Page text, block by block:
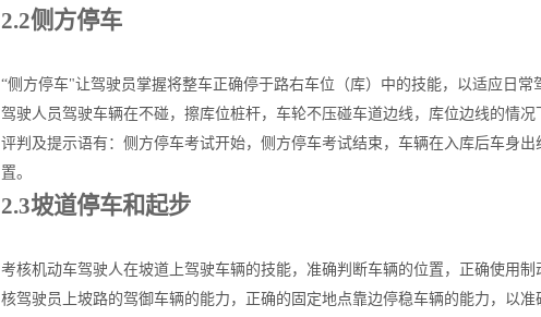
2.2侧方停车
“侧方停车"让驾驶员掌握将整车正确停于路右车位（库）中的技能，以适应日常
驾驶人员驾驶车辆在不碰，擦库位桩杆，车轮不压碰车道边线，库位边线的情况
评判及提示语有：侧方停车考试开始，侧方停车考试结束，车辆在入库后车身
置。
2.3坡道停车和起步
考核机动车驾驶人在坡道上驾驶车辆的技能，准确判断车辆的位置，正确使用
核驾驶员上坡路的驾御车辆的能力，正确的固定地点靠边停稳车辆的能力，以